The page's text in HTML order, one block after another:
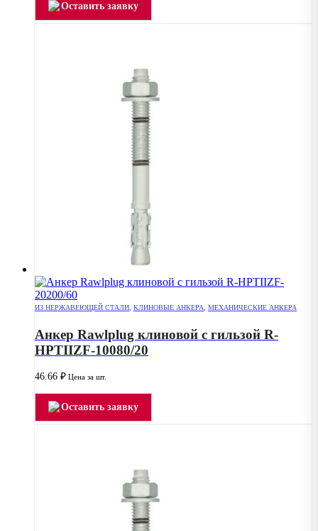
Оставить заявку
ИЗ НЕРЖАВЕЮЩЕЙ СТАЛИ КЛИНОВЫЕ АНКЕРА МЕХАНИЧЕСКИЕ АНКЕРА
Анкер Rawlplug клиновой с гильзой R-
HPTIIZF-10080/20
46.66 ₽ Цена за шт.
Оставить заявку